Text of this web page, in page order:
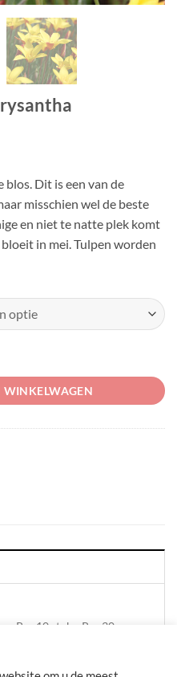
blos. Dit is een van de
misschien wel de beste
en niet te natte plek komt
in mei. Tulpen worden
WINKELWAGEN
Per 10 stuks, Per 30